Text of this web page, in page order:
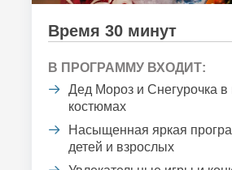
Время 30 минут
В ПРОГРАММУ ВХОДИТ:
Дед Мороз и Снегурочка в
костюмах
Насыщенная яркая
детей и взрослых